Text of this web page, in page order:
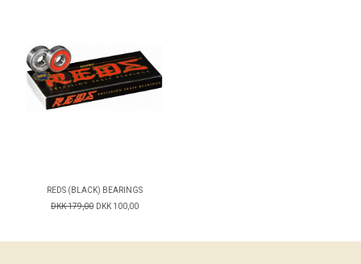
REDS (BLACK) BEARINGS
DKK 179,00 DKK 100,00